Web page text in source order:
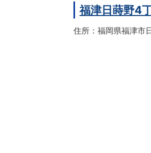
福津日蒔野4
住所：福岡県福津市